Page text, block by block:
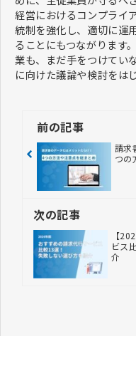
経営におけるコンプライ
統制を強化し、適切に運
ることにもつながります
業も、まだ手をつけてい
に向けた議論や検討をは
前の記事
請求
つの
次の記事
【
ビス
介